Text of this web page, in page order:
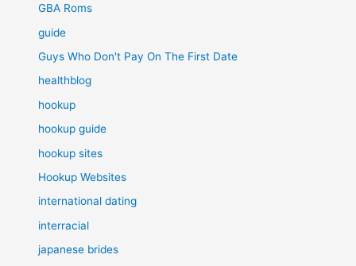
GBA Roms
guide
Guys Who Don't Pay On The First Date
healthblog
hookup
hookup guide
hookup sites
Hookup Websites
international dating
interracial
japanese brides